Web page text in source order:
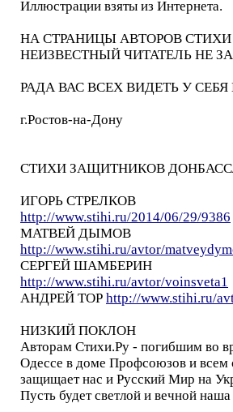
Иллюстрации взяты из Интернета.
НА СТРАНИЦЫ АВТОРОВ СТИХИ
НЕИЗВЕСТНЫЙ ЧИТАТЕЛЬ НЕ
РАДА ВАС ВСЕХ ВИДЕТЬ У СЕБЯ
г.Ростов-на-Дону
СТИХИ ЗАЩИТНИКОВ
ИГОРЬ СТРЕЛКОВ
http://www.stihi.ru/2014/06/29/9386
МАТВЕЙ ДЫМОВ
http://www.stihi.ru/avtor/
СЕРГЕЙ ШАМБЕРИН
http://www.stihi.ru/avtor/voinsveta1
АНДРЕЙ ТОР http://www.stihi.ru/
НИЗКИЙ ПОКЛОН
Авторам Стихи.Ру - погибшим во
Одессе в доме Профсоюзов и всем
защищает нас и Русский Мир на
Пусть будет светлой и вечной